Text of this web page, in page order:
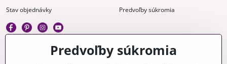
Stav objednávky
Predvoľby súkromia
Predvoľby súkromia